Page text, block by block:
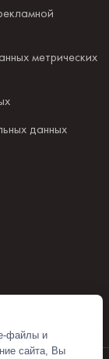
метрических
данных
файлы и
сайта, Вы